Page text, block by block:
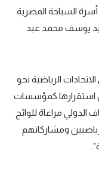
السباحة المصرية
يوسف محمد عبد
الرياضية نحو
استقرارها كمؤسسات
مراعاة للوائح
ومشاركاتهم